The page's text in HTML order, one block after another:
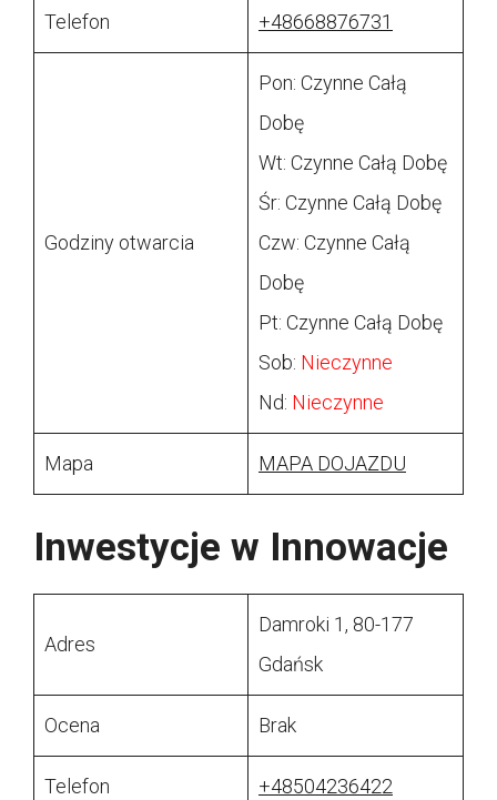
Telefon +48668876731
Godziny otwarcia
Pon: Czynne Całą
Dobę
Wt: Czynne Całą Dobę
Śr: Czynne Całą Dobę
Czw: Czynne Całą
Dobę
Pt: Czynne Całą Dobę
Sob: Nieczynne
Nd: Nieczynne
Mapa MAPA DOJAZDU
Inwestycje w Innowacje
Adres
Damroki 1, 80-177
Gdańsk
Ocena Brak
Telefon +48504236422